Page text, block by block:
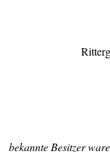
bekannte Besitzer